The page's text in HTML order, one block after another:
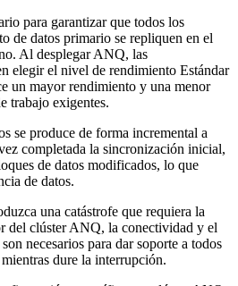
para garantizar que todos los
de datos primario se repliquen en el
Al desplegar ANQ, las
elegir el nivel de rendimiento Estándar
un mayor rendimiento y una menor
trabajo exigentes.
se produce de forma incremental a
completada la sincronización inicial,
de datos modificados, lo que
de datos.
una catástrofe que requiera la
del clúster ANQ, la conectividad y el
necesarios para dar soporte a todos
dure la interrupción.